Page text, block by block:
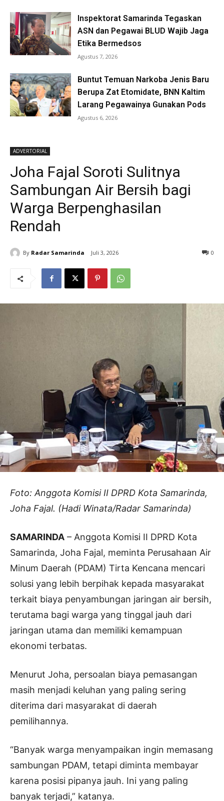
Inspektorat Samarinda Tegaskan
ASN dan Pegawai BLUD Wajib Jaga
Etika Bermedsos
Agustus 7, 2026
Buntut Temuan Narkoba Jenis Baru
Berupa Zat Etomidate, BNN Kaltim
Larang Pegawainya Gunakan Pods
Agustus 6, 2026